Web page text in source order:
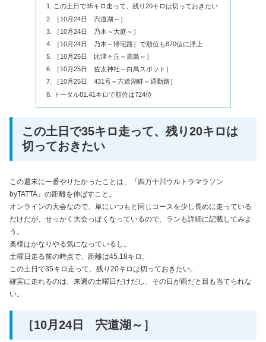
この土日で35キロ走って、残り20キロは切っておきたい
［10月24日 宍道湖～］
［10月24日 乃木～大庭～］
［10月24日 乃木～帰宅路］で順位も870位に浮上
［10月25日 比津ヶ丘～鹿島～］
［10月25日 佐太神社～白鳥スポット］
［10月25日 431号～宍道湖畔～通勤路］
トータル81.41キロで順位は724位
この土日で35キロ走って、残り20キロは
切っておきたい
この週末に一番やりたかったことは、『四万十川ウルトラマラソン
byTATTA』の距離を伸ばすこと。
オンラインの大会なので、単にいつもと同じコースを少し長めに走っている
だけだが、せっかく大会っぽくなっているので、ランも詳細に記載してみよ
う。
奥様はかなりやる気になっているし。
土曜日走る前の時点で、距離は45.18キロ。
この土日で35キロ走って、残り20キロは切っておきたい。
確実に走れるのは、来週の土曜日だけだし、その日が雨だと目も当てられな
い。
［10月24日 宍道湖～］